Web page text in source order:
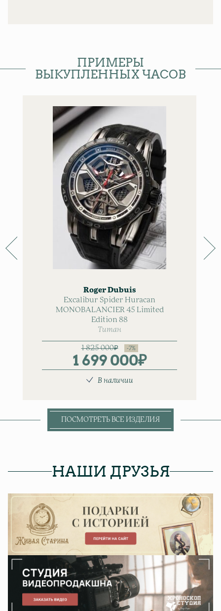
ПРИМЕРЫ
ВЫКУПЛЕННЫХ ЧАСОВ
Roger Dubuis
Excalibur Spider Huracan
MONOBALANCIER 45 Limited
Edition 88
Титан
1 825 000₽
цена
1
825
000₽.
1 699 000₽
Текущая
цена:
699
000₽.
В наличии
ПОСМОТРЕТЬ ВСЕ ИЗДЕЛИЯ
НАШИ ДРУЗЬЯ